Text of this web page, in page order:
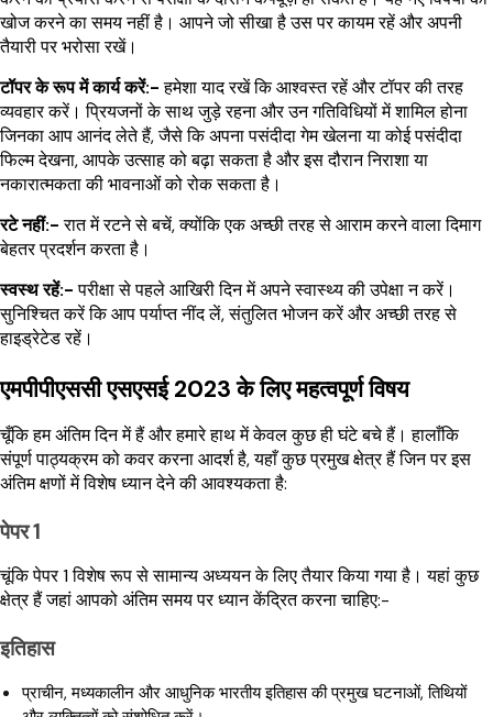
खोज करने का समय नहीं है। आपने जो सीखा है उस पर कायम रहें और अपनी
तैयारी पर भरोसा रखें।
टॉपर के रूप में कार्य करें:-हमेशा याद रखें कि आश्वस्त रहें और टॉपर की तरह
व्यवहार करें। प्रियजनों के साथ जुड़े रहना और उन गतिविधियों में शामिल होना
जिनका आप आनंद लेते हैं, जैसे कि अपना पसंदीदा गेम खेलना या कोई पसंदीदा
फिल्म देखना, आपके उत्साह को बढ़ा सकता है और इस दौरान निराशा या
नकारात्मकता की भावनाओं को रोक सकता है।
रटे नहीं:-रात में रटने से बचें, क्योंकि एक अच्छी तरह से आराम करने वाला दिमाग
बेहतर प्रदर्शन करता है।
स्वस्थ रहें:-परीक्षा से पहले आखिरी दिन में अपने स्वास्थ्य की उपेक्षा न करें।
सुनिश्चित करें कि आप पर्याप्त नींद लें, संतुलित भोजन करें और अच्छी तरह से
हाइड्रेटेड रहें।
एमपीपीएससी एसएसई 2023 के लिए महत्वपूर्ण विषय
चूँकि हम अंतिम दिन में हैं और हमारे हाथ में केवल कुछ ही घंटे बचे हैं। हालाँकि
संपूर्ण पाठ्यक्रम को कवर करना आदर्श है, यहाँ कुछ प्रमुख क्षेत्र हैं जिन पर इस
अंतिम क्षणों में विशेष ध्यान देने की आवश्यकता है:
पेपर 1
चूंकि पेपर 1 विशेष रूप से सामान्य अध्ययन के लिए तैयार किया गया है। यहां कुछ
क्षेत्र हैं जहां आपको अंतिम समय पर ध्यान केंद्रित करना चाहिए:-
इतिहास
प्राचीन, मध्यकालीन और आधुनिक भारतीय इतिहास की प्रमुख घटनाओं, तिथियों